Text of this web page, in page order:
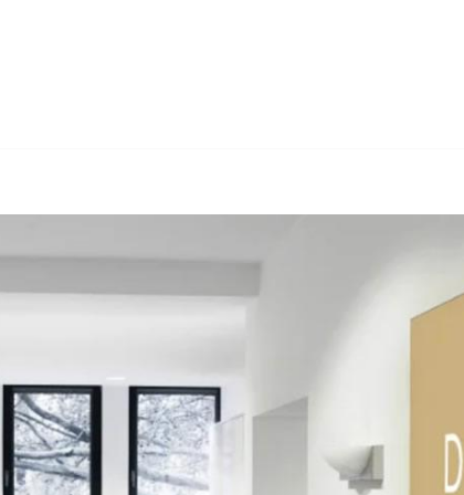
Anwalt für Insolvenzrecht oder ✓Insolvenzsanierung,
– sofort ✓Insolvenzsanierung,